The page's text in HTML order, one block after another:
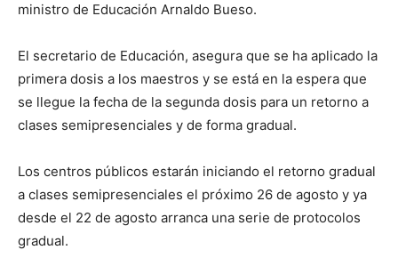
ministro de Educación Arnaldo Bueso.
El secretario de Educación, asegura que se ha aplicado la
primera dosis a los maestros y se está en la espera que
se llegue la fecha de la segunda dosis para un retorno a
clases semipresenciales y de forma gradual.
Los centros públicos estarán iniciando el retorno gradual
a clases semipresenciales el próximo 26 de agosto y ya
desde el 22 de agosto arranca una serie de protocolos
gradual.